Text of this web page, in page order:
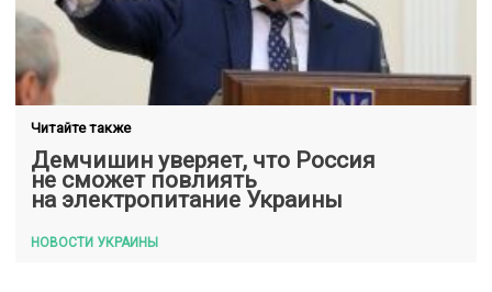
Читайте также
Демчишин уверяет, что Россия
не сможет повлиять
на электропитание Украины
НОВОСТИ УКРАИНЫ